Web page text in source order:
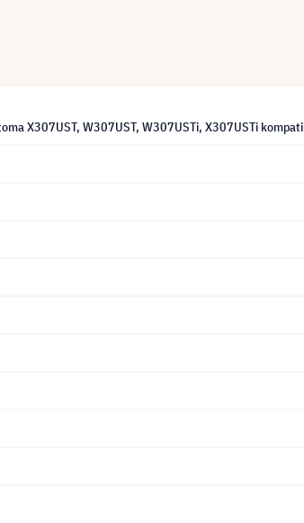
X307UST, W307UST, W307USTi, X307USTi